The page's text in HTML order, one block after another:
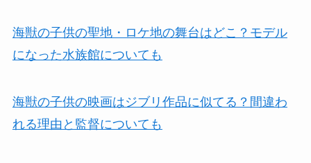
海獣の子供の聖地・ロケ地の舞台はどこ？モデル
になった水族館についても
海獣の子供の映画はジブリ作品に似てる？間違わ
れる理由と監督についても